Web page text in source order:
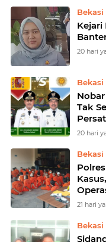
Bekasi
Kejari
20 hari
Bekasi
Tak
20 hari
Bekasi
21 hari
Bekasi